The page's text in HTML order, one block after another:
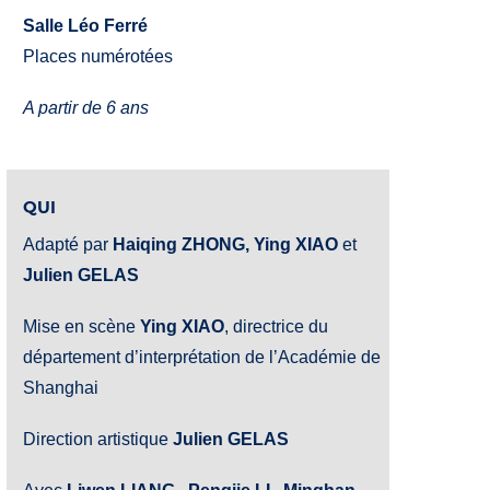
Salle Léo Ferré
Places numérotées
A partir de 6 ans
QUI
Adapté par Haiqing ZHONG, Ying XIAO et
Julien GELAS
Mise en scène Ying XIAO, directrice du
département d’interprétation de l’Académie de
Shanghai
Direction artistique Julien GELAS